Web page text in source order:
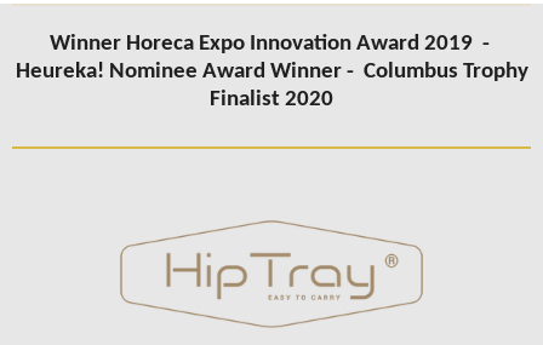
Winner Horeca Expo Innovation Award 2019 -
Heureka! Nominee Award Winner - Columbus Trophy
Finalist 2020